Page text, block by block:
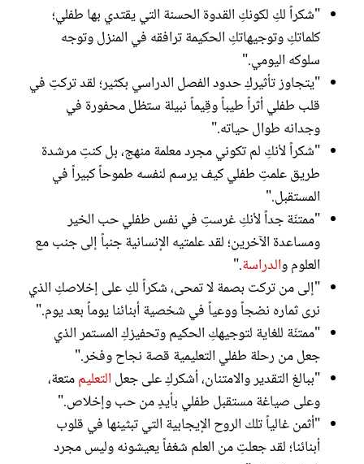
"شكراً لكِ لكونكِ القدوة الحسنة التي يقتدي بها طفلي؛
كلماتكِ وتوجيهاتكِ الحكيمة ترافقه في المنزل وتوجه
سلوكه اليومي."
"يتجاوز تأثيركِ حدود الفصل الدراسي بكثير؛ لقد تركتِ في
قلب طفلي أثراً طيباً وقِيماً نبيلة ستظل محفورة في
وجدانه طوال حياته."
"شكراً لأنكِ لم تكوني مجرد معلمة منهج، بل كنتِ مرشدة
طريق علمتِ طفلي كيف يرسم لنفسه طموحاً كبيراً في
المستقبل."
"ممتنّة جداً لأنكِ غرستِ في نفس طفلي حب الخير
ومساعدة الآخرين؛ لقد علمتيه الإنسانية جنباً إلى جنب مع
العلوم والدراسة."
"إلى من تركت بصمة لا تمحى، شكراً لكِ على إخلاصكِ الذي
نرى ثماره نضجاً ووعياً في شخصية أبنائنا يوماً بعد يوم."
"ممتنّة للغاية لتوجيهكِ الحكيم وتحفيزكِ المستمر الذي
جعل من رحلة طفلي التعليمية قصة نجاح وفخر."
"ببالغ التقدير والامتنان، أشكركِ على جعل التعليممتعة،
وعلى صياغة مستقبل طفلي بأيدٍ من حب وإخلاص."
"أثمن غالياً تلك الروح الإيجابية التي تبثينها في قلوب
أبنائنا؛ لقد جعلتِ من العلم شغفاً يعيشونه وليس مجرد